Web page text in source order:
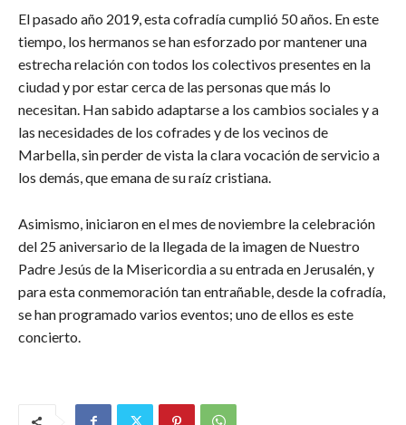
El pasado año 2019, esta cofradía cumplió 50 años. En este
tiempo, los hermanos se han esforzado por mantener una
estrecha relación con todos los colectivos presentes en la
ciudad y por estar cerca de las personas que más lo
necesitan. Han sabido adaptarse a los cambios sociales y a
las necesidades de los cofrades y de los vecinos de
Marbella, sin perder de vista la clara vocación de servicio a
los demás, que emana de su raíz cristiana.
Asimismo, iniciaron en el mes de noviembre la celebración
del 25 aniversario de la llegada de la imagen de Nuestro
Padre Jesús de la Misericordia a su entrada en Jerusalén, y
para esta conmemoración tan entrañable, desde la cofradía,
se han programado varios eventos; uno de ellos es este
concierto.